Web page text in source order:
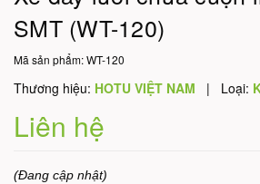
SMT (WT-120)
Mã sản phẩm:WT-120
Thương hiệu: HOTU VIỆT NAM | Loại:
Liên hệ
(Đang cập nhật)